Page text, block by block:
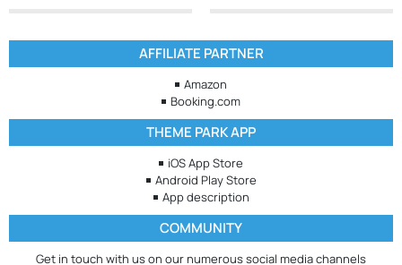
AFFILIATE PARTNER
Amazon
Booking.com
THEME PARK APP
iOS App Store
Android Play Store
App description
COMMUNITY
Get in touch with us on our numerous social media channels